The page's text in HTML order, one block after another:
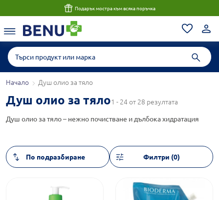
Подарък мостра към всяка поръчка
Начало Душ олио за тяло
Душ олио за тяло1 - 24 от 28 резултата
Душ олио за тяло – нежно почистване и дълбока хидратация
Филтри (0)